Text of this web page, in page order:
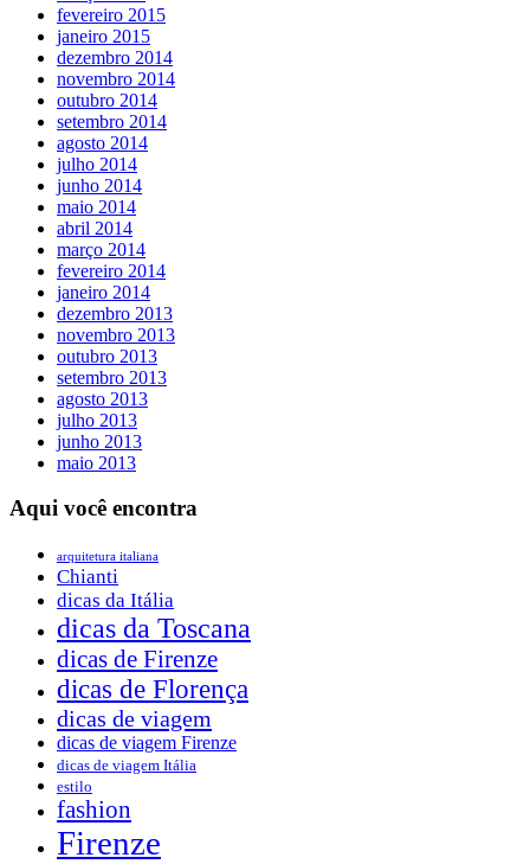
fevereiro 2015
janeiro 2015
dezembro 2014
novembro 2014
outubro 2014
setembro 2014
agosto 2014
julho 2014
junho 2014
maio 2014
abril 2014
março 2014
fevereiro 2014
janeiro 2014
dezembro 2013
novembro 2013
outubro 2013
setembro 2013
agosto 2013
julho 2013
junho 2013
maio 2013
Aqui você encontra
arquitetura italiana
Chianti
dicas da Itália
dicas da Toscana
dicas de Firenze
dicas de Florença
dicas de viagem
dicas de viagem Firenze
dicas de viagem Itália
estilo
fashion
Firenze